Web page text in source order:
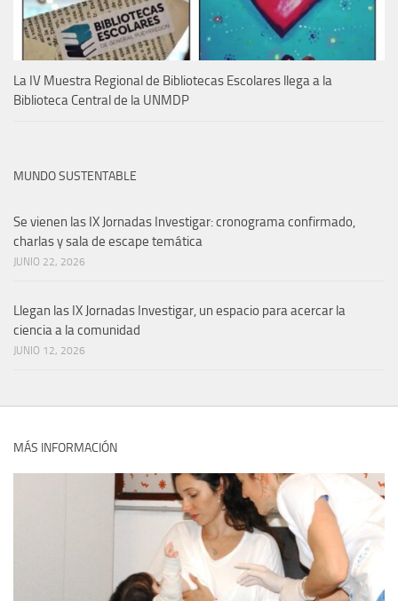
La IV Muestra Regional de Bibliotecas Escolares llega a la
Biblioteca Central de la UNMDP
MUNDO SUSTENTABLE
Se vienen las IX Jornadas Investigar: cronograma confirmado,
charlas y sala de escape temática
JUNIO 22, 2026
Llegan las IX Jornadas Investigar, un espacio para acercar la
ciencia a la comunidad
JUNIO 12, 2026
MÁS INFORMACIÓN